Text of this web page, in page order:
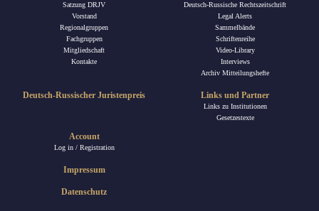
Satzung DRJV
Vorstand
Regionalgruppen
Fachgruppen
Mitgliedschaft
Kontakte
Deutsch-Russische Rechtszeitschrift
Legal Alerts
Sammelbände
Schriftenreihe
Video-Library
Interviews
Archiv Mitteilungshefte
Deutsch-Russischer Juristenpreis
Account
Log in / Registration
Links und Partner
Links zu Institutionen
Gesetzestexte
Impressum
Datenschutz